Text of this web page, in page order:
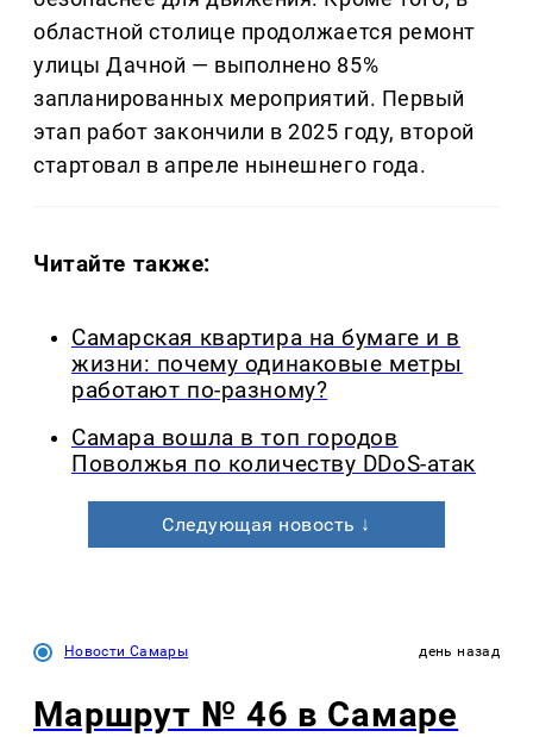
областной столице продолжается ремонт
улицы Дачной — выполнено 85%
запланированных мероприятий. Первый
этап работ закончили в 2025 году, второй
стартовал в апреле нынешнего года.
Читайте также:
Самарская квартира на бумаге и в
жизни: почему одинаковые метры
работают по-разному?
Самара вошла в топ городов
Поволжья по количеству DDoS-атак
Следующая новость ↓
Новости Самары день назад
Маршрут № 46 в Самаре